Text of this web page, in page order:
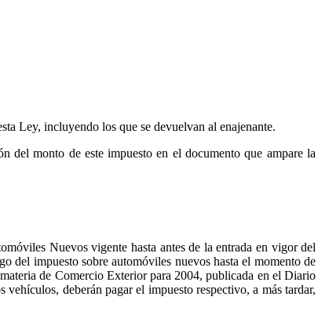
Ley, incluyendo los que se devuelvan al enajenante.
del monto de este impuesto en el documento que ampare la
Nuevos vigente hasta antes de la entrada en vigor del
del impuesto sobre automóviles nuevos hasta el momento de
de Comercio Exterior para 2004, publicada en el Diario
deberán pagar el impuesto respectivo, a más tardar,